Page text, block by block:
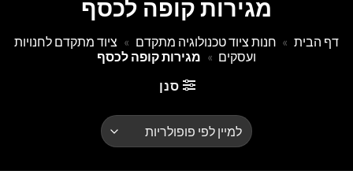
מגירות קופה לכסף
דף הבית » חנות ציוד טכנולוגיה מתקדם » ציוד מתקדם לחנויות
ועסקים » מגירות קופה לכסף
סנן